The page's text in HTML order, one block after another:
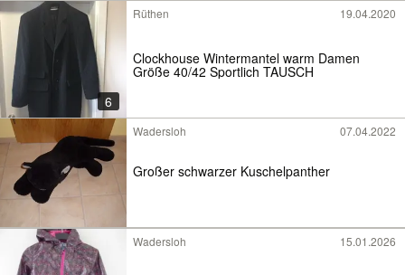
6
Rüthen 19.04.2020
Clockhouse Wintermantel warm Damen
Größe 40/42 Sportlich TAUSCH
Wadersloh 07.04.2022
Großer schwarzer Kuschelpanther
Wadersloh 15.01.2026